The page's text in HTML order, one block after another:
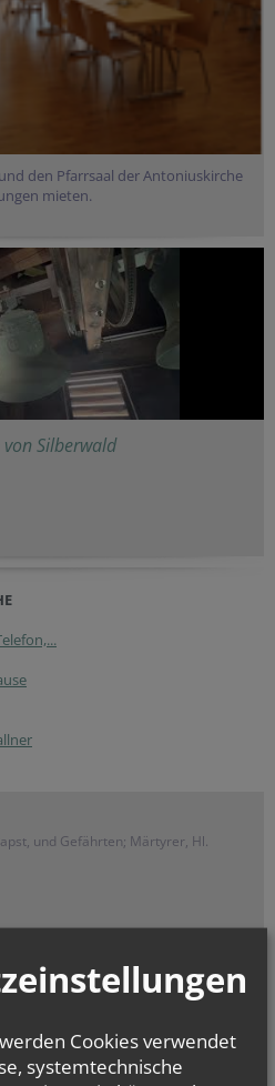
den Pfarrsaal der Antoniuskirche
mieten.
von Silberwald
und Gefährten; Märtyrer, Hl.
Cookies verwendet
systemtechnische